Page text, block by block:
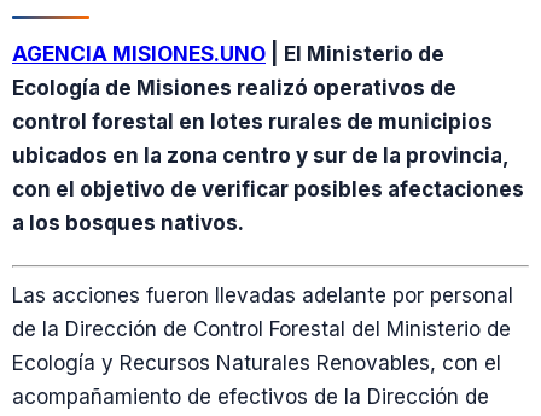
AGENCIA MISIONES.UNO | El Ministerio de
Ecología de Misiones realizó operativos de
control forestal en lotes rurales de municipios
ubicados en la zona centro y sur de la provincia,
con el objetivo de verificar posibles afectaciones
a los bosques nativos.
Las acciones fueron llevadas adelante por personal
de la Dirección de Control Forestal del Ministerio de
Ecología y Recursos Naturales Renovables, con el
acompañamiento de efectivos de la Dirección de